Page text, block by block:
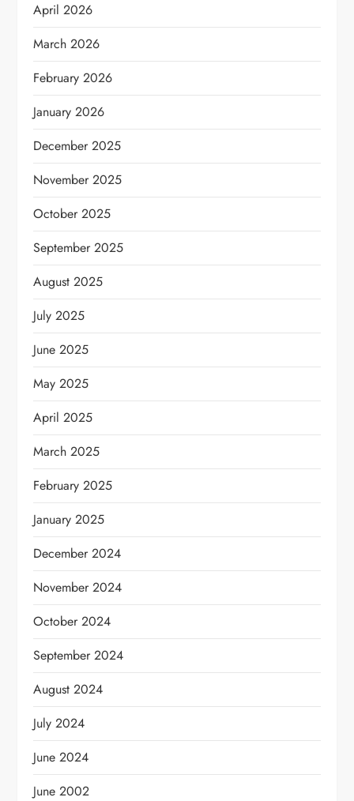
April 2026
March 2026
February 2026
January 2026
December 2025
November 2025
October 2025
September 2025
August 2025
July 2025
June 2025
May 2025
April 2025
March 2025
February 2025
January 2025
December 2024
November 2024
October 2024
September 2024
August 2024
July 2024
June 2024
June 2002